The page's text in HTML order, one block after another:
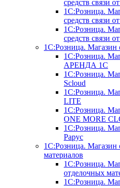
средств связи
1С:Розница.
средств связи
1С:Розница.
средств связи
1С:Розница. Магазин
1С:Розница.
АРЕНДА 1С
1С:Розница.
Scloud
1С:Розница.
LITE
1С:Розница.
ONE MORE
1С:Розница.
Рарус
1С:Розница. Магазин
материалов
1С:Розница.
отделочных
1С:Розница.